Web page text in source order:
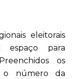
eleitorais
espaço para
os
o número da